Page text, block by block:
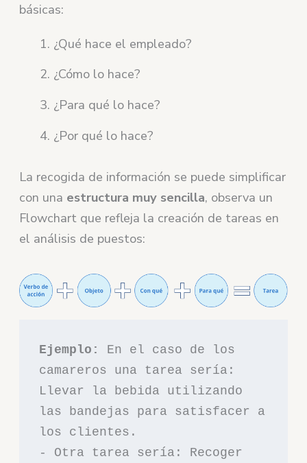
básicas:
¿Qué hace el empleado?
¿Cómo lo hace?
¿Para qué lo hace?
¿Por qué lo hace?
La recogida de información se puede simplificar
con una estructura muy sencilla, observa un
Flowchart que refleja la creación de tareas en
el análisis de puestos:
Ejemplo: En el caso de los
camareros una tarea sería:
Llevar la bebida utilizando
las bandejas para satisfacer a
los clientes.
- Otra tarea sería: Recoger